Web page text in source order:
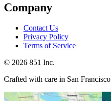
Company
Contact Us
Privacy Policy
Terms of Service
© 2026 851 Inc.
Crafted with care in San Francisco